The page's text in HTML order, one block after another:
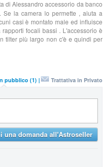
di Alessandro accessorio da banco
Se la camera lo permette , aiuta a
casi è montato male ed influisce
focali bassi . L'accessorio è
tilter più largo non c'è e quindi per
pubblico (1) | Trattativa in Privato
una domanda all'Astroseller